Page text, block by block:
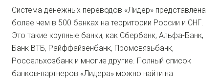
Система денежных переводов «Лидер» представлена
более чем в 500 банках на территории России и СНГ.
Это такие крупные банки, как Сбербанк, Альфа-Банк,
Банк ВТБ, Райффайзенбанк, Промсвязьбанк,
Россельхозбанк и многие другие. Полный список
банков-партнеров «Лидера» можно найти на